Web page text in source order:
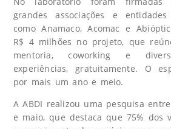
grandes associações e
como Anamaco, Acomac e
R$ 4 milhões no projeto, que
mentoria, coworking e
experiências, gratuitamente. O
por mais um ano e meio.
A ABDI realizou uma pesquisa
e maio, que destaca que 75% dos